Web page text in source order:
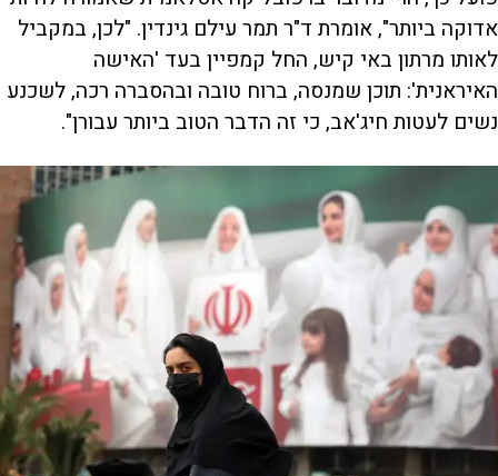
אדוקה ביותר", אומרת ד"ר תמר עילם גינדין. "לכן, במקביל
לאותו מרתון באי קיש, החל קמפיין בעד 'האישה
האיראנית': תוכן שמנסה, ברוח טובה ובהסברה רכה, לשכנע
נשים לעטות חיג'אב, כי זה הדבר הטוב ביותר עבורן".